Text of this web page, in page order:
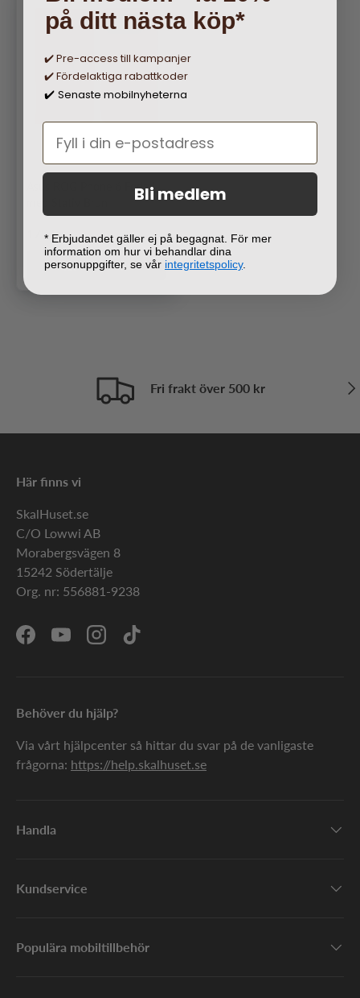
Asus ROG Phone 6 Fodral
Ordinarie pris
179 kr
Lägg i varukorgen
Fri frakt över 500 kr
Här finns vi
SkalHuset.se
C/O Lowwi AB
Morabergsvägen 8
15242 Södertälje
Org. nr: 556881-9238
FacebookYouTubeInstagramTikTok
Behöver du hjälp?
Via vårt hjälpcenter så hittar du svar på de vanligaste
frågorna: https://help.skalhuset.se
Handla
Kundservice
Populära mobiltillbehör
på ditt nästa köp*
✔️ Pre-access till kampanjer
✔️ Fördelaktiga rabattkoder
✔️ Senaste mobilnyheterna
Bli medlem
* Erbjudandet gäller ej på begagnat. För mer
information om hur vi behandlar dina
personuppgifter, se vår integritetspolicy.